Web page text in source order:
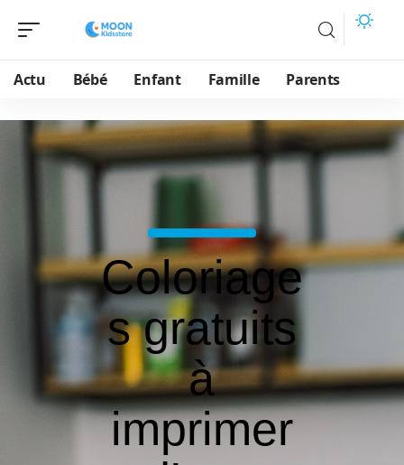
Actu Bébé Enfant Famille Parents
Coloriage
s gratuits
à
imprimer